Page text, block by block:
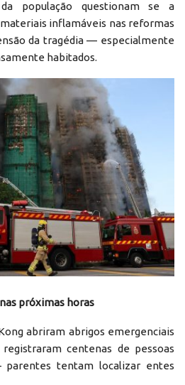
população questionam se a
inflamáveis nas reformas
da tragédia — especialmente
habitados.
próximas horas
abriram abrigos emergenciais
centenas de pessoas
parentes tentam localizar entes